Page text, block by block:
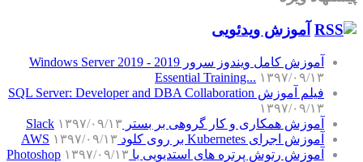
آموزش‌ ویدئویی
آموزش کامل ویندوز سرور 2019 - Windows Server 2019
Essential Training... ۱۳۹۷/۰۹/۱۳
فیلم آموزش SQL Server: Developer and DBA Collaboration
۱۳۹۷/۰۹/۱۳
آموزش همکاری و کار گروهی بر بستر Slack ۱۳۹۷/۰۹/۱۳
آموزش اجرای Kubernetes بر روی کلود AWS
۱۳۹۷/۰۹/۱۳
آموزش رتوش پرتره های استدیویی با Photoshop ۱۳۹۷/۰۹/۱۳